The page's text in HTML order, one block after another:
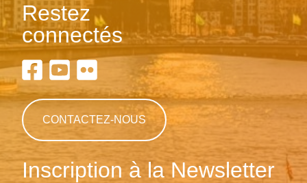
Restez
connectés
CONTACTEZ-NOUS
Inscription à la Newsletter